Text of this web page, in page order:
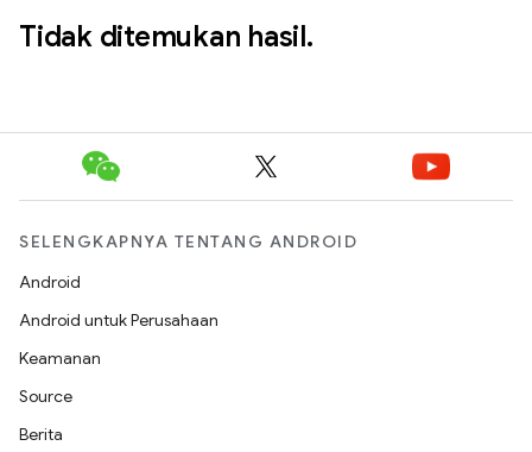
Tidak ditemukan hasil.
SELENGKAPNYA TENTANG ANDROID
Android
Android untuk Perusahaan
Keamanan
Source
Berita